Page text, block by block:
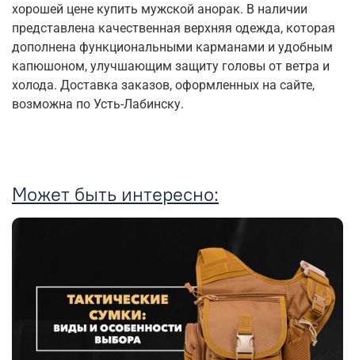
хорошей цене купить мужской анорак. В наличии
представлена качественная верхняя одежда, которая
дополнена функциональными карманами и удобным
капюшоном, улучшающим защиту головы от ветра и
холода. Доставка заказов, оформленных на сайте,
возможна по Усть-Лабинску.
Может быть интересно: